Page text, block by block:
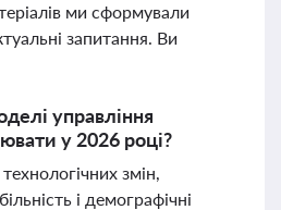
ми сформували
запитання. Ви
управління
у 2026 році?
змін,
і демографічні